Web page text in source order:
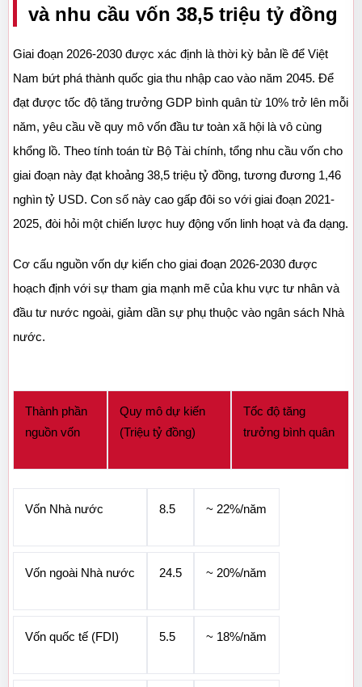
và nhu cầu vốn 38,5 triệu tỷ đồng
Giai đoạn 2026-2030 được xác định là thời kỳ bản lề để Việt
Nam bứt phá thành quốc gia thu nhập cao vào năm 2045. Để
đạt được tốc độ tăng trưởng GDP bình quân từ 10% trở lên mỗi
năm, yêu cầu về quy mô vốn đầu tư toàn xã hội là vô cùng
khổng lồ. Theo tính toán từ Bộ Tài chính, tổng nhu cầu vốn cho
giai đoạn này đạt khoảng 38,5 triệu tỷ đồng, tương đương 1,46
nghìn tỷ USD. Con số này cao gấp đôi so với giai đoạn 2021-
2025, đòi hỏi một chiến lược huy động vốn linh hoạt và đa dạng.
Cơ cấu nguồn vốn dự kiến cho giai đoạn 2026-2030 được
hoạch định với sự tham gia mạnh mẽ của khu vực tư nhân và
đầu tư nước ngoài, giảm dần sự phụ thuộc vào ngân sách Nhà
nước.
Thành phần
nguồn vốn
Quy mô dự kiến
(Triệu tỷ đồng)
Tốc độ tăng
trưởng bình quân
Vốn Nhà nước 8.5 ~ 22%/năm
Vốn ngoài Nhà nước 24.5 ~ 20%/năm
Vốn quốc tế (FDI) 5.5 ~ 18%/năm